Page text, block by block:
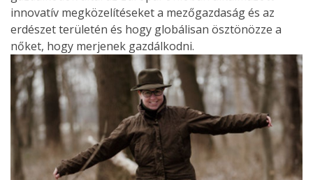
innovatív megközelítéseket a mezőgazdaság és az
erdészet területén és hogy globálisan ösztönözze a
nőket, hogy merjenek gazdálkodni.